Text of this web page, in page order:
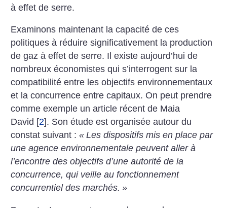
à effet de serre.
Examinons maintenant la capacité de ces
politiques à réduire significativement la production
de gaz à effet de serre. Il existe aujourd’hui de
nombreux économistes qui s’interrogent sur la
compatibilité entre les objectifs environnementaux
et la concurrence entre capitaux. On peut prendre
comme exemple un article récent de Maia
David [2]. Son étude est organisée autour du
constat suivant :« Les dispositifs mis en place par
une agence environnementale peuvent allerà
l’encontre des objectifs d’une autorité de la
concurrence, quiveille au fonctionnement
concurrentiel des marchés. »